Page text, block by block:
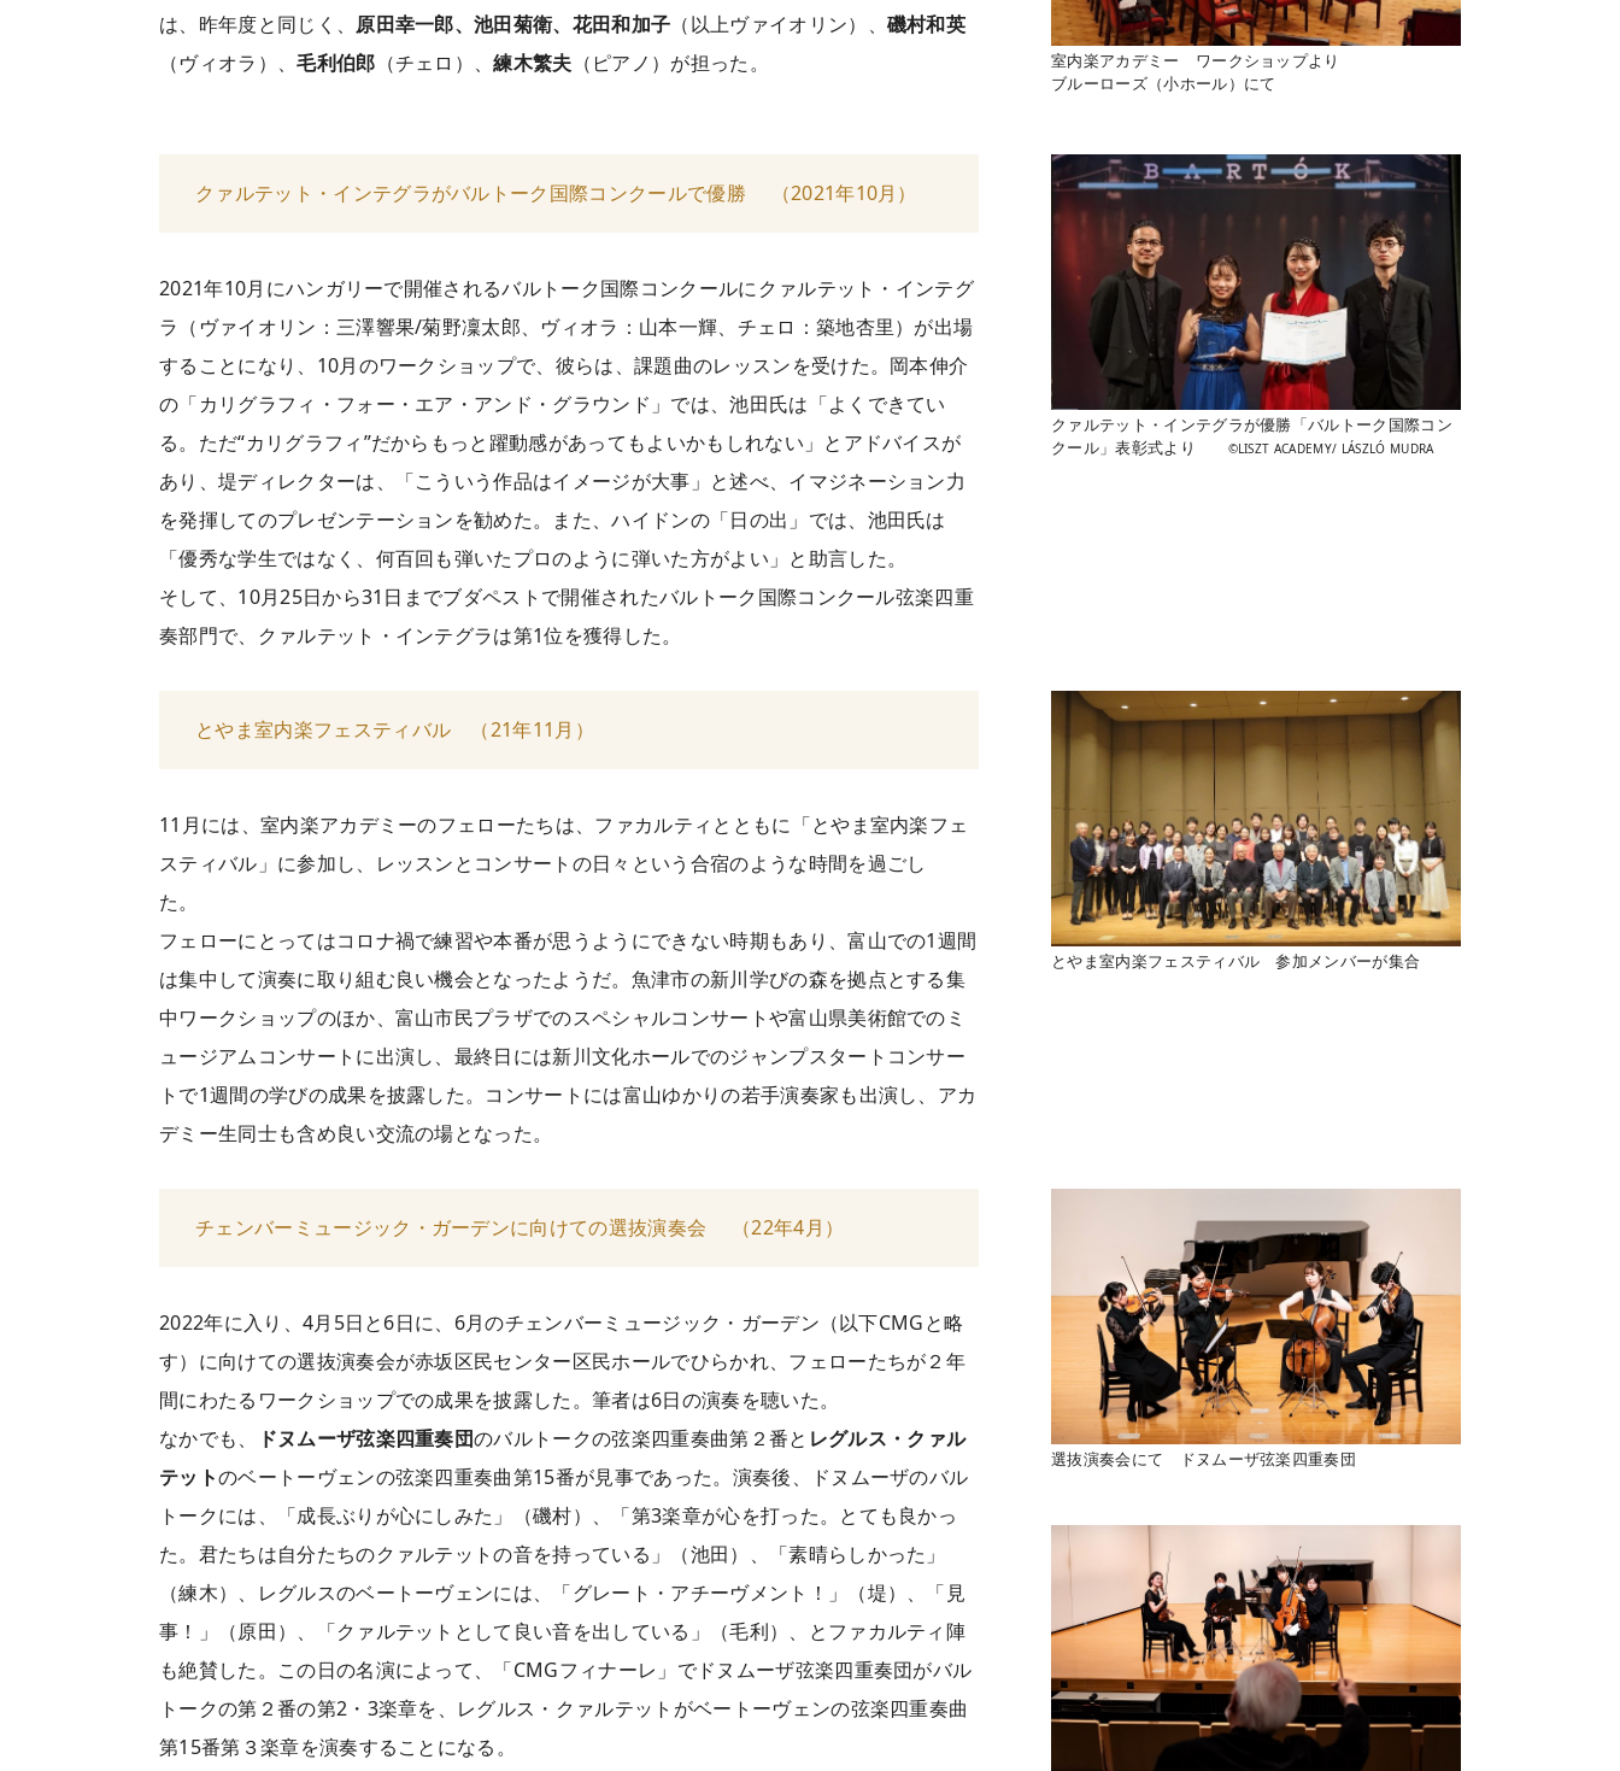
は、昨年度と同じく、 原田幸一郎、池田菊衛、花田和加子 （以上ヴァイオリン）、 磯村和英
（ヴィオラ）、毛利伯郎 （チェロ）、練木繁夫 （ピアノ）が担った。
室内楽アカデミー ワークショップより
ブルーローズ（小ホール）にて
クァルテット・インテグラがバルトーク国際コンクールで優勝 （2021年10月）
2021年10月にハンガリーで開催されるバルトーク国際コンクールにクァルテット・インテグ
ラ（ヴァイオリン：三澤響果/菊野凜太郎、ヴィオラ：山本一輝、チェロ：築地杏里）が出場
することになり、10月のワークショップで、彼らは、課題曲のレッスンを受けた。岡本伸介
の「カリグラフィ・フォー・エア・アンド・グラウンド」では、池田氏は「よくできてい
る。ただ“カリグラフィ”だからもっと躍動感があってもよいかもしれない」とアドバイスが
あり、堤ディレクターは、「こういう作品はイメージが大事」と述べ、イマジネーション力
を発揮してのプレゼンテーションを勧めた。また、ハイドンの「日の出」では、池田氏は
「優秀な学生ではなく、何百回も弾いたプロのように弾いた方がよい」と助言した。
そして、10月25日から31日までブダペストで開催されたバルトーク国際コンクール弦楽四重
奏部門で、クァルテット・インテグラは第1位を獲得した。
クァルテット・インテグラが優勝「バルトーク国際コン
クール」表彰式より
©LISZT ACADEMY/ LÁSZLÓ MUDRA
とやま室内楽フェスティバル （21年11月）
11月には、室内楽アカデミーのフェローたちは、ファカルティとともに「とやま室内楽フェ
スティバル」に参加し、レッスンとコンサートの日々という合宿のような時間を過ごし
た。
フェローにとってはコロナ禍で練習や本番が思うようにできない時期もあり、富山での1週間
は集中して演奏に取り組む良い機会となったようだ。魚津市の新川学びの森を拠点とする集
中ワークショップのほか、富山市民プラザでのスペシャルコンサートや富山県美術館でのミ
ュージアムコンサートに出演し、最終日には新川文化ホールでのジャンプスタートコンサー
トで1週間の学びの成果を披露した。コンサートには富山ゆかりの若手演奏家も出演し、アカ
デミー生同士も含め良い交流の場となった。
とやま室内楽フェスティバル 参加メンバーが集合
チェンバーミュージック・ガーデンに向けての選抜演奏会 （22年4月）
2022年に入り、4月5日と6日に、6月のチェンバーミュージック・ガーデン（以下CMGと略
す）に向けての選抜演奏会が赤坂区民センター区民ホールでひらかれ、フェローたちが２年
間にわたるワークショップでの成果を披露した。筆者は6日の演奏を聴いた。
なかでも、
ドヌムーザ弦楽四重奏団のバルトークの弦楽四重奏曲第２番と レグルス・クァル
テットのベートーヴェンの弦楽四重奏曲第15番が見事であった。演奏後、ドヌムーザのバル
トークには、「成長ぶりが心にしみた」（磯村）、「第3楽章が心を打った。とても良かっ
た。君たちは自分たちのクァルテットの音を持っている」（池田）、「素晴らしかった」
（練木）、レグルスのベートーヴェンには、「グレート・アチーヴメント！」（堤）、「見
事！」（原田）、「クァルテットとして良い音を出している」（毛利）、とファカルティ陣
も絶賛した。この日の名演によって、「CMGフィナーレ」でドヌムーザ弦楽四重奏団がバル
トークの第２番の第2・3楽章を、レグルス・クァルテットがベートーヴェンの弦楽四重奏曲
第15番第３楽章を演奏することになる。
選抜演奏会にて ドヌムーザ弦楽四重奏団